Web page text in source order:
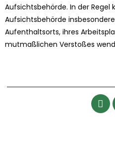
Aufsichtsbehörde. In der Regel
Aufsichtsbehörde
Aufenthaltsorts, ihres
mutmaßlichen Verstoßes